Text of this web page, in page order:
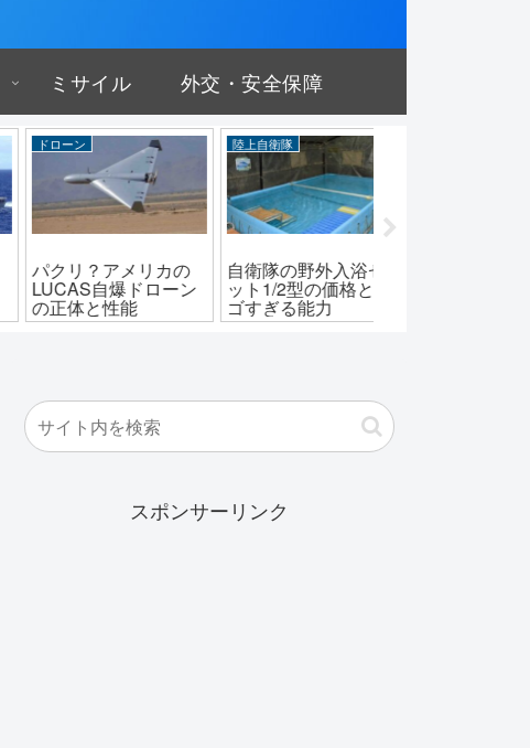
ミサイル 外交・安全保障
陸上自衛隊
自衛隊の野外入浴セ
ット1/2型の価格とス
ゴすぎる能力
アメリカ
自衛隊は導入せず？
F-15EXの驚くべき性
能と価格
スポンサーリンク